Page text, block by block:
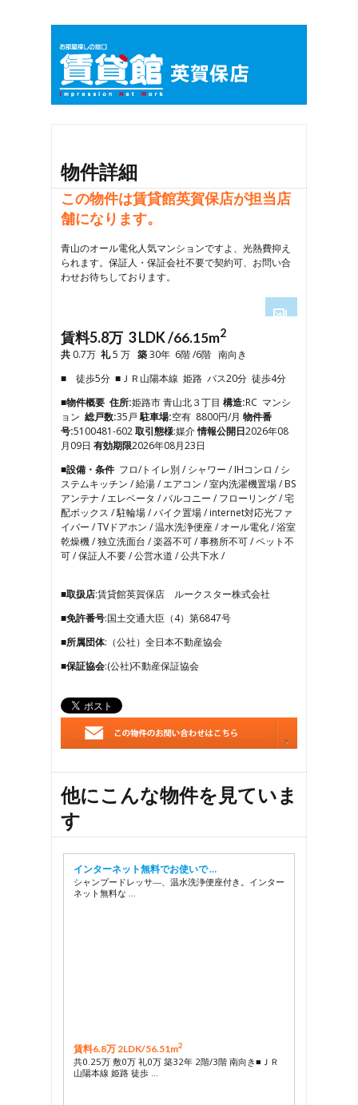
物件詳細
この物件は賃貸館英賀保店が担当店
舗になります。
青山のオール電化人気マンションですよ、光熱費抑え
られます。保証人・保証会社不要で契約可、お問い合
わせお待ちしております。
4
6
7
8
10
11
12
13
14
15
賃料5.8万 3 LDK /66.15m2
共 0.7万 礼5 万 築30年 6階 /6階 南向き
■ 徒歩5分 ■ＪＲ山陽本線 姫路 バス20分 徒歩4分
■物件概要 住所:姫路市 青山北３丁目 構造:RC マンシ
ョン 総戸数:35戸駐車場:空有 8800円/月 物件番
号:5100481-602取引態様:媒介情報公開日2026年08
月09日 有効期限2026年08月23日
■設備・条件 フロ/トイレ別 / シャワー / IHコンロ / シ
ステムキッチン / 給湯 / エアコン / 室内洗濯機置場 / BS
アンテナ / エレベータ / バルコニー / フローリング / 宅
配ボックス / 駐輪場 / バイク置場 / internet対応光ファ
イバー / TVドアホン / 温水洗浄便座 / オール電化 / 浴室
乾燥機 / 独立洗面台 / 楽器不可 / 事務所不可 / ペット不
可 / 保証人不要 / 公営水道 / 公共下水 /
■取扱店:賃貸館英賀保店 ルークスター株式会社
■免許番号:国土交通大臣（4）第6847号
■所属団体:（公社）全日本不動産協会
■保証協会:(公社)不動産保証協会
他にこんな物件を見ていま
す
インターネット無料でお使いで …
シャンプードレッサ―、温水洗浄便座付き。インター
ネット無料な …
賃料6.8万 2LDK/56.51m2
共0.25万 敷0万 礼0万 築32年 2階/3階 南向き■ＪＲ
山陽本線 姫路 徒歩 …